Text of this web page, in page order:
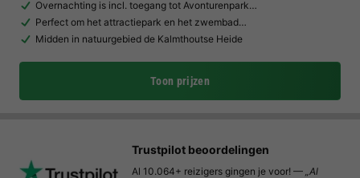
Overnachting is incl. toegang tot Avonturenpark…
Perfect om het attractiepark en het zwembad…
Midden in natuurgebied de Kalmthoutse Heide
Toon prijzen
Trustpilot beoordelingen
Al 10.064+ reizigers gingen je voor! — „Al